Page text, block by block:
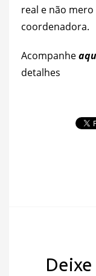
real e não
coordenadora.
Acompanhe
detalhes